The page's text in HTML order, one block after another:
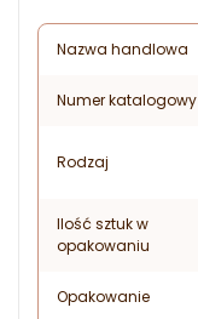
Nazwa handlowa
Numer katalogowy
Rodzaj
Ilość sztuk w
opakowaniu
Opakowanie